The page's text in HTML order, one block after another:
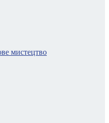
мистецтво